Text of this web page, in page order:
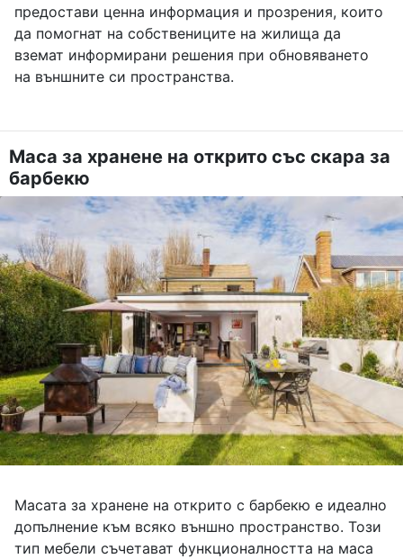
предостави ценна информация и прозрения, които
да помогнат на собствениците на жилища да
вземат информирани решения при обновяването
на външните си пространства.
Маса за хранене на открито със скара за
барбекю
Масата за хранене на открито с барбекю е идеално
допълнение към всяко външно пространство. Този
тип мебели съчетават функционалността на маса